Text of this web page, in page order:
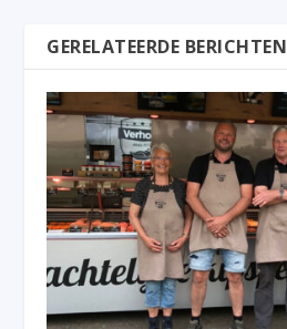
GERELATEERDE BERICHTEN